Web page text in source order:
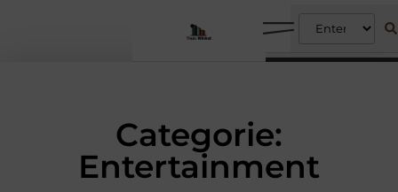
Categorie:
Entertainment